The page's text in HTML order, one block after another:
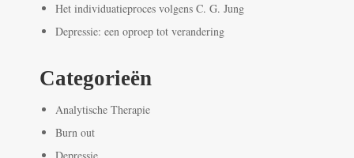
Het individuatieproces volgens C. G. Jung
Depressie: een oproep tot verandering
Categorieën
Analytische Therapie
Burn out